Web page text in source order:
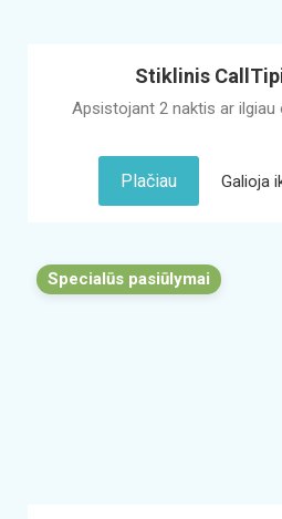
Stiklinis
Apsistojant 2 naktis ar ilgiau
Plačiau Galioja
Specialūs pasiūlymai